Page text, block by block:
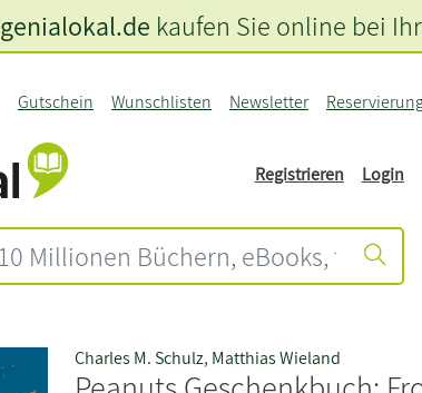
Gutschein Wunschlisten Newsletter
Registrieren Login
genialokal.de kaufen Sie online bei
Charles M. Schulz, Matthias Wieland